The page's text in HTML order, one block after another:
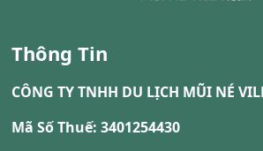
Thông Tin
CÔNG TY TNHH DU LỊCH MŨI NÉ
Mã Số Thuế: 3401254430